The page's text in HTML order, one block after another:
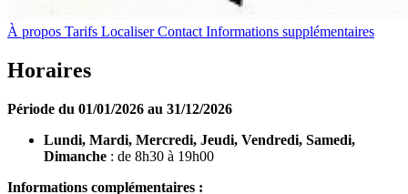
À propos Tarifs Localiser Contact Informations supplémentaires
Horaires
Période du 01/01/2026 au 31/12/2026
Lundi, Mardi, Mercredi, Jeudi, Vendredi, Samedi,
Dimanche : de 8h30 à 19h00
Informations complémentaires :